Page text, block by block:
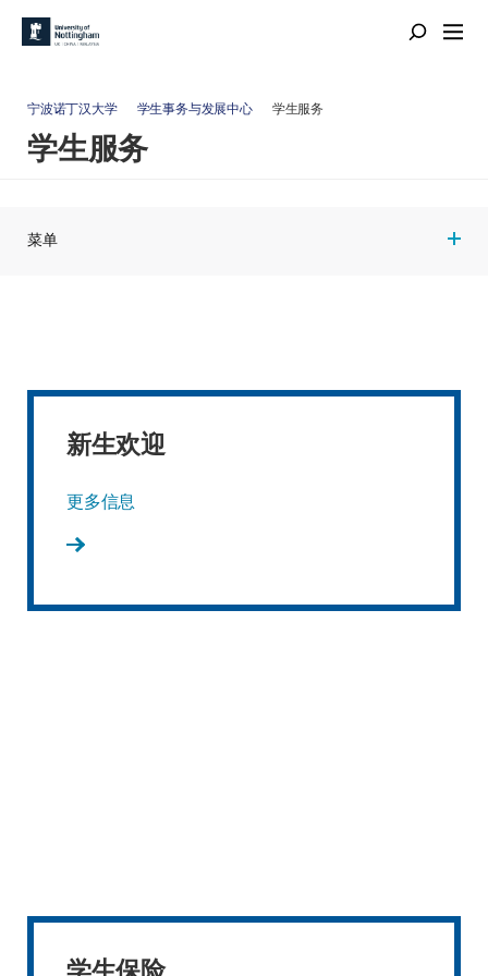
宁波诺丁汉大学 学生事务与发展中心 学生服务
学生服务
菜单
新生欢迎
更多信息